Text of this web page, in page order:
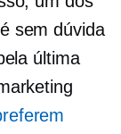
sem dúvida
última